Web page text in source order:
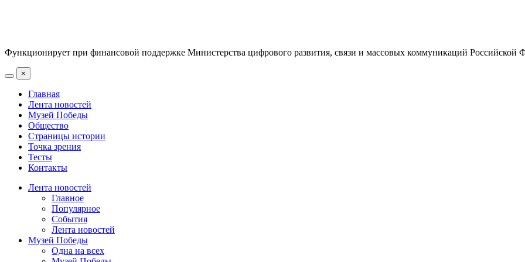
Функционирует при финансовой поддержке Министерства цифрового развития, связи и массовых коммуникаций Российской
×
Главная
Лента новостей
Музей Победы
Общество
Страницы истории
Точка зрения
Тесты
Контакты
Лента новостей
Главное
Популярное
События
Лента новостей
Музей Победы
Одна на всех